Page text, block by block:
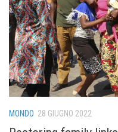
MONDO 28 GIUGNO 2022